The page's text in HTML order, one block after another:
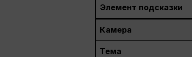
Элемент подсказки
Камера
Тема